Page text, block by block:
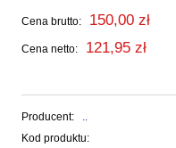
Cena brutto: 150,00 zł
Cena netto: 121,95 zł
Producent:
Kod produktu: